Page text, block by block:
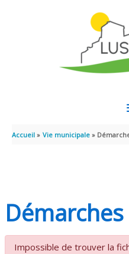
Accueil Vie municipale
Démarches
Impossible de trouver la